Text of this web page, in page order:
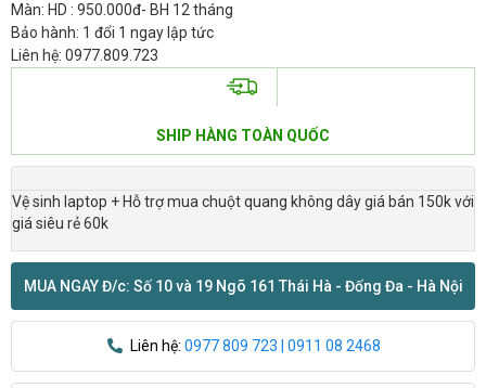
Màn: HD : 950.000đ- BH 12 tháng
Bảo hành: 1 đổi 1 ngay lập tức
Liên hệ: 0977.809.723
SHIP HÀNG TOÀN QUỐC
Vệ sinh laptop + Hỗ trợ mua chuột quang không dây giá bán 150k với
giá siêu rẻ 60k
MUA NGAY Đ/c: Số 10 và 19 Ngõ 161 Thái Hà - Đống Đa - Hà Nội
Liên hệ: 0977 809 723 | 0911 08 2468